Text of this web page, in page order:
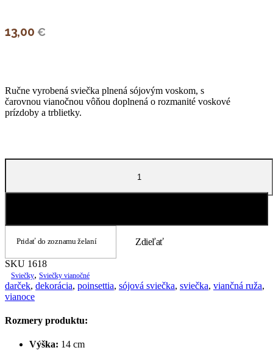
13,00 €
Ručne vyrobená sviečka plnená sójovým voskom, s
čarovnou vianočnou vôňou doplnená o rozmanité voskové
prízdoby a trblietky.
množstvo
ruža
Pridať do zoznamu želaní Zdieľať
SKU 1618
Sviečky, Sviečky vianočné
darček, dekorácia, poinsettia, sójová sviečka, sviečka, viančná ruža,
vianoce
Rozmery produktu:
Výška: 14 cm